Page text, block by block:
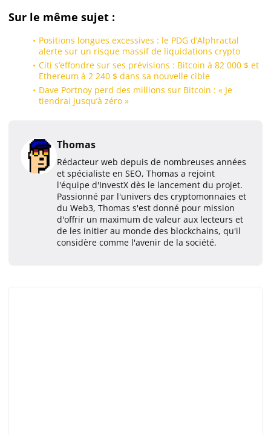
Sur le même sujet :
Positions longues excessives : le PDG d’Alphractal
alerte sur un risque massif de liquidations crypto
Citi s’effondre sur ses prévisions : Bitcoin à 82 000 $ et
Ethereum à 2 240 $ dans sa nouvelle cible
Dave Portnoy perd des millions sur Bitcoin : « Je
tiendrai jusqu’à zéro »
Thomas
Rédacteur web depuis de nombreuses années
et spécialiste en SEO, Thomas a rejoint
l'équipe d'InvestX dès le lancement du projet.
Passionné par l'univers des cryptomonnaies et
du Web3, Thomas s'est donné pour mission
d'offrir un maximum de valeur aux lecteurs et
de les initier au monde des blockchains, qu'il
considère comme l'avenir de la société.